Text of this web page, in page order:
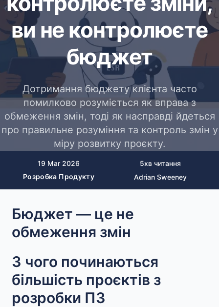
ви не контролюєте
бюджет
Дотримання бюджету клієнта часто
помилково розуміється як вправа з
обмеження змін, тоді як насправді йдеться
про правильне розуміння та контроль змін у
міру розвитку проєкту.
19 Mar 2026 5хв читання
Розробка Продукту
Adrian Sweeney
Бюджет — це не
обмеження змін
З чого починаються
більшість проєктів з
розробки ПЗ